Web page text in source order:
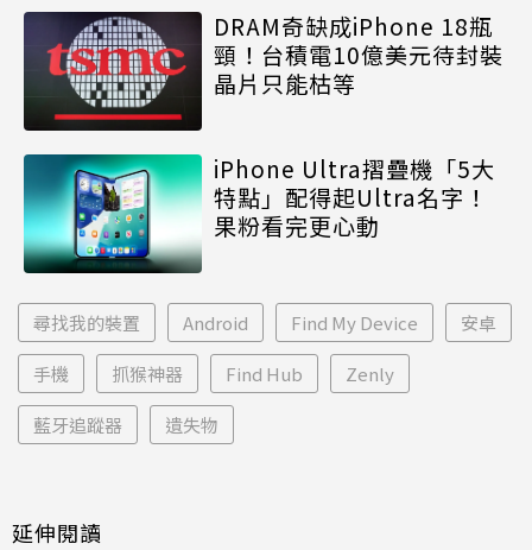
DRAM奇缺成iPhone 18瓶
頸！台積電10億美元待封裝
晶片只能枯等
iPhone Ultra摺疊機「5大
特點」配得起Ultra名字！
果粉看完更心動
尋找我的裝置 Android Find My Device 安卓
手機 抓猴神器 Find Hub Zenly
藍牙追蹤器 遺失物
延伸閱讀